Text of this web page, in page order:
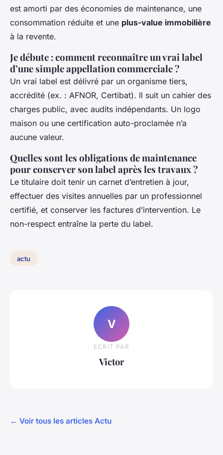
est amorti par des économies de maintenance, une
consommation réduite et une plus-value immobilière
à la revente.
Je débute : comment reconnaître un vrai label
d’une simple appellation commerciale ?
Un vrai label est délivré par un organisme tiers,
accrédité (ex. : AFNOR, Certibat). Il suit un cahier des
charges public, avec audits indépendants. Un logo
maison ou une certification auto-proclamée n’a
aucune valeur.
Quelles sont les obligations de maintenance
pour conserver son label après les travaux ?
Le titulaire doit tenir un carnet d’entretien à jour,
effectuer des visites annuelles par un professionnel
certifié, et conserver les factures d’intervention. Le
non-respect entraîne la perte du label.
actu
V
ECRIT PAR
Victor
← Voir tous les articles Actu